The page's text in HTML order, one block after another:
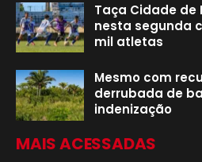
Taça Cidade de
nesta segunda
mil atletas
Mesmo com
derrubada de
indenização
MAIS ACESSADAS